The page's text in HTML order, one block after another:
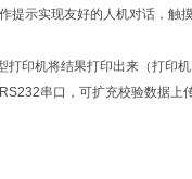
提示实现友好的人机对话，触
印机将结果打印出来（打印
串口，可扩充校验数据上